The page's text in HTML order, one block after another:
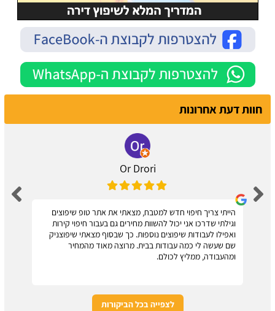
חוות דעת אחרונות
Or Drori
הייתי צריך חיפוי חדש למטבח, מצאתי את אתר טופ שיפוצים
וגילתי שדרכו אני יכול להשוות מחירים גם בעבור חיפוי קירות
ואפילו לעבודות שיפוצים נוספות. כך שבסוף מצאתי שיפוצניק
שם שעשה לי כמה עבודות בבית. מרוצה מאוד מהמחיר
ומהעבודה, ממליץ לכולם.
לצפייה בכל הביקורות